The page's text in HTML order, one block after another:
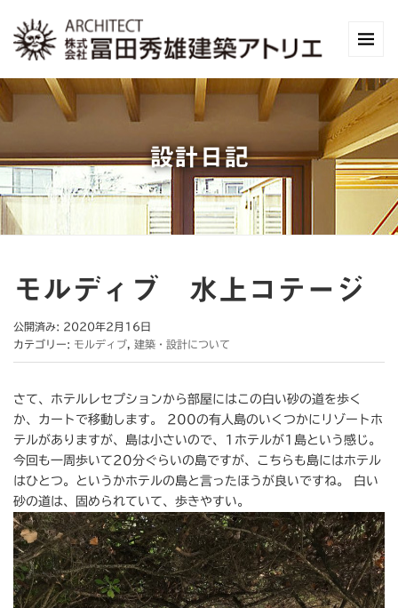
設計日記
モルディブ 水上コテージ
公開済み: 2020年2月16日
カテゴリー: モルディブ 建築・設計について
さて、ホテルレセプションから部屋にはこの白い砂の道を歩く
か、カートで移動します。 200の有人島のいくつかにリゾートホ
テルがありますが、島は小さいので、1ホテルが1島という感じ。
今回も一周歩いて20分ぐらいの島ですが、こちらも島にはホテル
はひとつ。というかホテルの島と言ったほうが良いですね。 白い
砂の道は、固められていて、歩きやすい。